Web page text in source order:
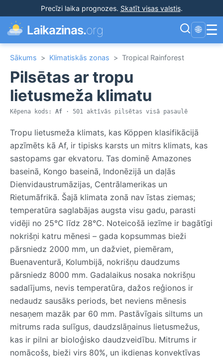
Precīzi laika prognozes. Skatīt visas valstis.
Laikazinas.org 🌐 ☰
Sākums > Klimatiskās zonas > Tropical Rainforest
Pilsētas ar tropu
lietusmeža klimatu
Kēpena kods: Af · 501 aktīvās pilsētas visā pasaulē
Tropu lietusmeža klimats, kas Köppen klasifikācijā
apzīmēts kā Af, ir tipisks karsts un mitrs klimats, kas
sastopams gar ekvatoru. Tas dominē Amazones
baseinā, Kongo baseinā, Indonēzijā un daļās
Dienvidaustrumāzijas, Centrālamerikas un
Rietumāfrikā. Šajā klimata zonā nav īstas ziemas;
temperatūra saglabājas augsta visu gadu, parasti
vidēji no 25°C līdz 28°C. Noteicošā iezīme ir bagātīgi
nokrišņi katru mēnesi – gada kopsummas bieži
pārsniedz 2000 mm, un dažviet, piemēram,
Buenaventurā, Kolumbijā, nokrišņu daudzums
pārsniedz 8000 mm. Gadalaikus nosaka nokrišņu
sadalījums, nevis temperatūra, dažos reģionos ir
nedaudz sausāks periods, bet neviens mēnesis
nesaņem mazāk par 60 mm. Pastāvīgais siltums un
mitrums rada sulīgus, daudzslāņainus lietusmežus,
kas ir pilni ar bioloģisko daudzveidību. Mitrums ir
nomācošs, bieži virs 80%, un ikdienas konvektīvas